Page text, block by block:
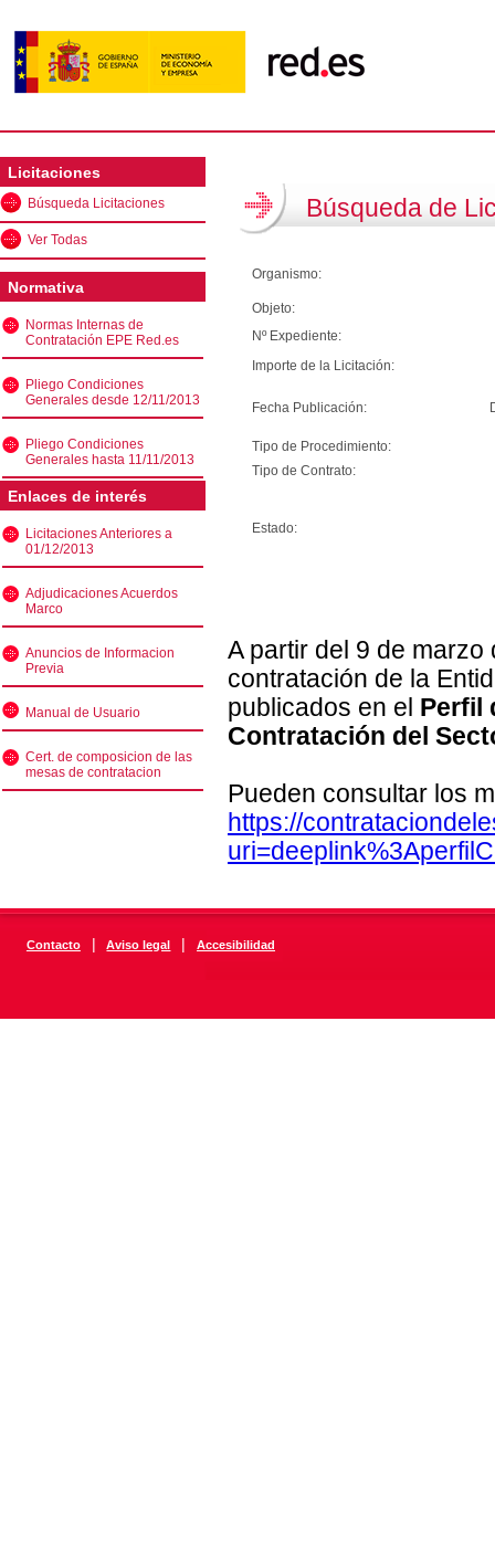
Licitaciones
Búsqueda Licitaciones
Ver Todas
Normativa
Normas Internas de
Contratación EPE Red.es
Pliego Condiciones
Generales desde 12/11/2013
Pliego Condiciones
Generales hasta 11/11/2013
Enlaces de interés
Licitaciones Anteriores a
01/12/2013
Adjudicaciones Acuerdos
Marco
Anuncios de Informacion
Previa
Manual de Usuario
Cert. de composicion de las
mesas de contratacion
Búsqueda de
Organismo:
Objeto:
Nº Expediente:
Importe de la Licitación:
Fecha Publicación:
Tipo de Procedimiento:
Tipo de Contrato:
Estado:
A partir del 9 de
contratación de la
publicados en el Perfil
Contratación del
Pueden consultar los
https://
Contacto | Aviso legal | Accesibilidad